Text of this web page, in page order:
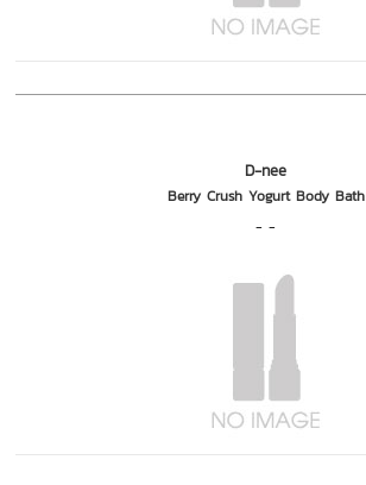
D-nee
Berry Crush Yogurt Body Bath
- -